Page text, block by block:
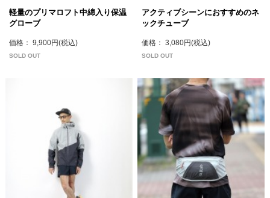
軽量のプリマロフト中綿入り保温
グローブ
価格： 9,900円(税込)
SOLD OUT
アクティブシーンにおすすめのネ
ックチューブ
価格： 3,080円(税込)
SOLD OUT